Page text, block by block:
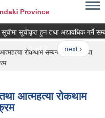
Province
सूचीकृत हुन तथा अद्यावधिक गर्ने
1 of 7 next ›
रोकथाम सम्बन्धी अन्तरक्रिया
आत्महत्या रोकथाम